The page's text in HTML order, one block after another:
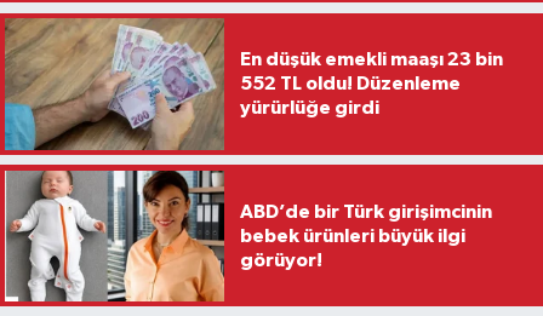
En düşük emekli maaşı 23 bin
552 TL oldu! Düzenleme
yürürlüğe girdi
ABD’de bir Türk girişimcinin
bebek ürünleri büyük ilgi
görüyor!